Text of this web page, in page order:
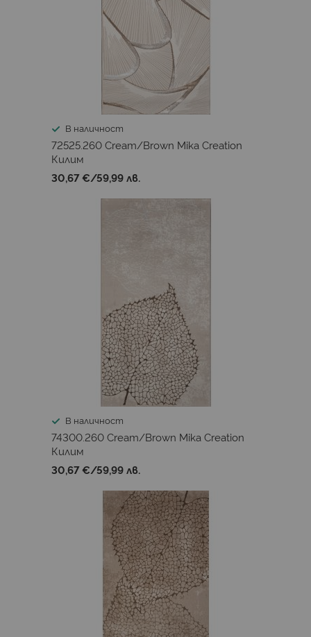
В наличност
72525.260 Cream/Brown Mika Creation
Килим
30,67 €/59,99 лв.
В наличност
74300.260 Cream/Brown Mika Creation
Килим
30,67 €/59,99 лв.